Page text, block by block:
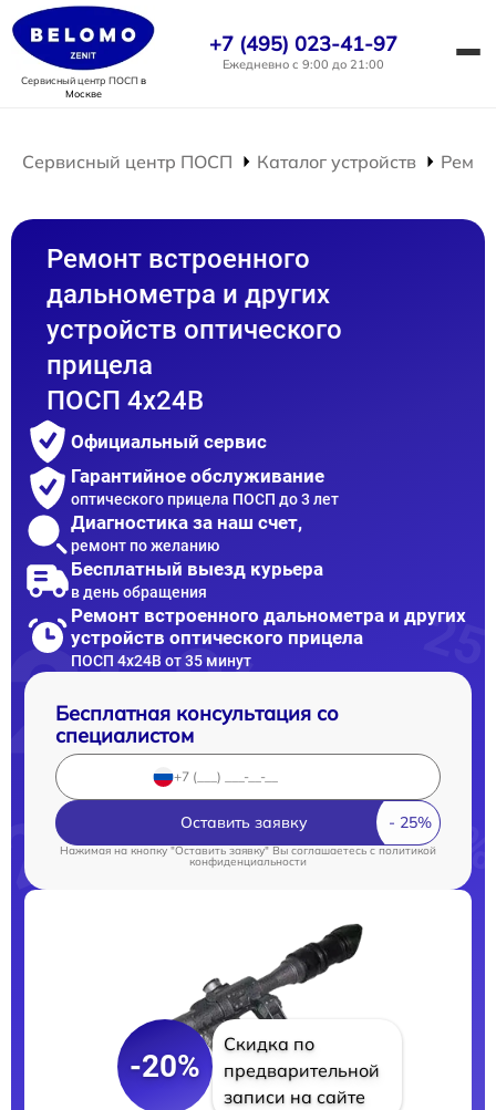
Сервисный центр ПОСПв
Москве
+7 (495) 023-41-97
Ежедневно с 9:00 до 21:00
Сервисный центр ПОСП Каталог устройств
Ремонт встроенного
дальнометра и других
устройств оптического
прицела
ПОСП 4x24B
Официальный сервис
Гарантийное обслуживание
оптического прицела ПОСП до 3 лет
Диагностика за наш счет,
ремонт по желанию
Бесплатный выезд курьера
в день обращения
Ремонт встроенного дальнометра и других
устройств оптического прицела
ПОСП 4x24B от 35 минут
Бесплатная консультация со
специалистом
Оставить заявку
Нажимая на кнопку "Оставить заявку" Вы соглашаетесь cполитикой
конфиденциальности
-20%
Скидка по
предварительной
записи на сайте